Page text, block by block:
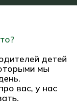
детей
мы
вас, у нас